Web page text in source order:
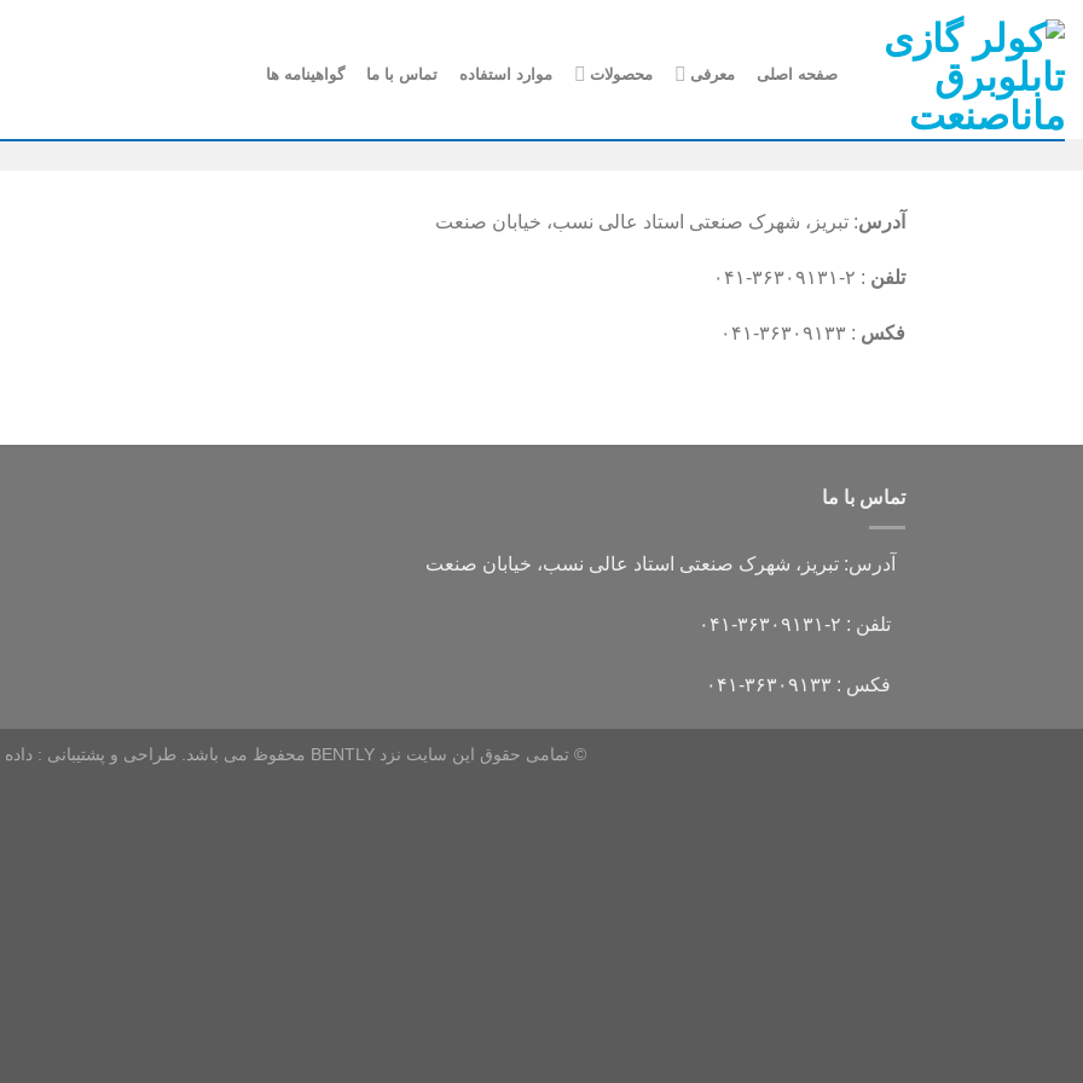
محتوا
صفحه اصلی معرفی محصولات موارد استفاده تماس با ما گواهینامه ها
آدرس: تبریز، شهرک صنعتی استاد عالی نسب، خیابان صنعت
تلفن : ۲-۳۶۳۰۹۱۳۱-۰۴۱
فکس : ۳۶۳۰۹۱۳۳-۰۴۱
تماس با ما
آدرس: تبریز، شهرک صنعتی استاد عالی نسب، خیابان صنعت
تلفن : ۰۴۱-۳۶۳۰۹۱۳۱-۲
فکس : ۰۴۱-۳۶۳۰۹۱۳۳
© تمامی حقوق این سایت نزد BENTLY محفوظ می باشد. طراحی و پشتیبانی :